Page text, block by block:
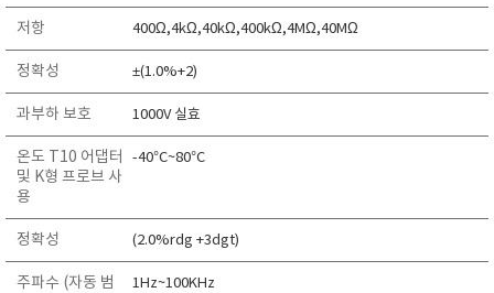
TOA-DKK
TSI
UNITTA
UPRTEK
WATER-I.D
WTW
저항 400Ω,4kΩ,40kΩ,400kΩ,4MΩ,40MΩ
정확성 ±(1.0%+2)
과부하 보호 1000V 실효
온도 T10 어댑터
및 K형 프로브 사
용
-40°C~80°C
정확성 (2.0%rdg +3dgt)
주파수 (자동 범
1Hz~100KHz